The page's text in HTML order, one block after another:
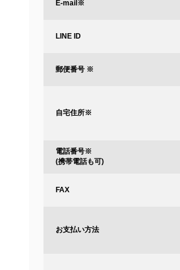
E-mail ※
LINE ID
郵便番号 ※
自宅住所※
電話番号※
(携帯電話も可)
FAX
お支払い方法